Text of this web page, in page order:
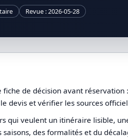
Revue : 2026-05-28
de décision avant
devis et vérifier les sources
qui veulent un itinéraire lisible,
des formalités et du